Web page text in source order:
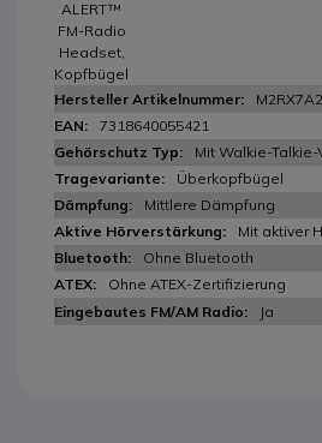
ALERT™
FM-Radio
Headset,
Kopfbügel
M2RX7A2
7318640055421
Mit Walkie-
Überkopfbügel
Mittlere Dämpfung
Mit aktiver
Ohne Bluetooth
Ohne ATEX-Zertifizierung
Ja